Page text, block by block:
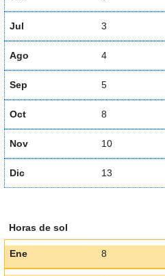
Jul 3
Ago 4
Sep 5
Oct 8
Nov 10
Dic 13
Horas de sol
Ene 8